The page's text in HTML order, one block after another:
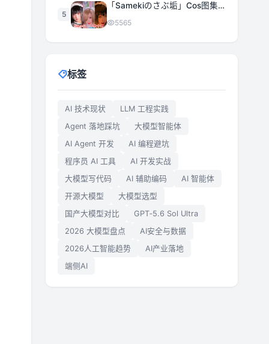
5
「Samekiのさぶ垢」Cos图集全部作品作品合集[持续更新] 甜美与性感的完美融合
5565
标签
AI 技术现状
LLM 工程实践
Agent 落地踩坑
大模型智能体
AI Agent 开发
AI 编程避坑
程序员 AI 工具
AI 开发实战
大模型写代码
AI 辅助编码
AI 智能体
开源大模型
大模型选型
国产大模型对比
GPT‑5.6 Sol Ultra
2026 大模型盘点
AI安全与数据
2026人工智能趋势
AI产业落地
端侧AI